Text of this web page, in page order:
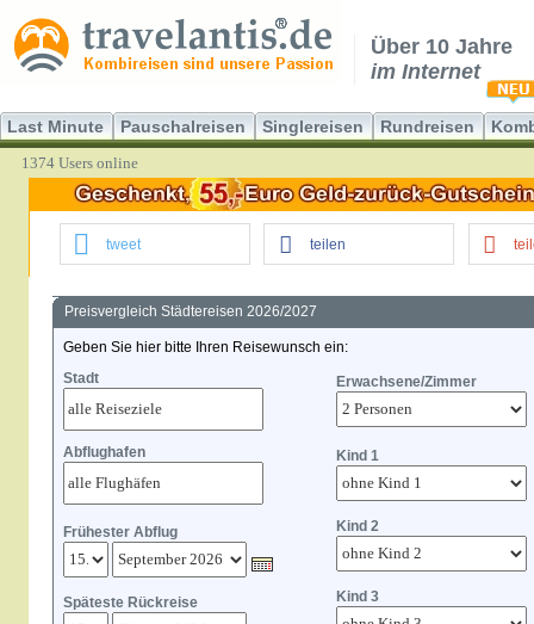
Über 10 Jahre
im Internet
Last Minute Pauschalreisen Singlereisen Rundreisen
1374 Users online
tweet teilen
Preisvergleich Städtereisen 2026/2027
Geben Sie hier bitte Ihren Reisewunsch ein:
Stadt
Erwachsene/Zimmer
Abflughafen Kind 1
Frühester Abflug Kind 2
Späteste Rückreise Kind 3